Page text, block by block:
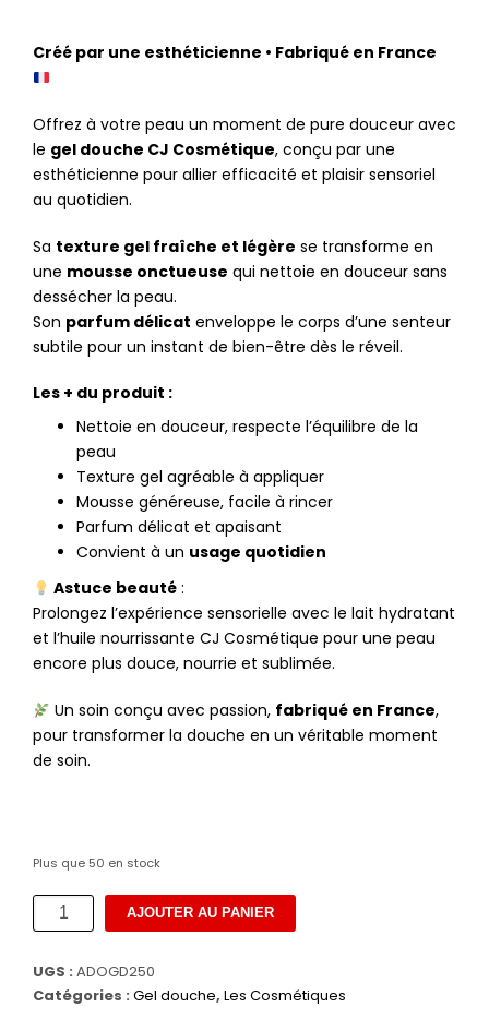
Créé par une esthéticienne • Fabriqué en France
Offrez à votre peau un moment de pure douceur avec
le gel douche CJ Cosmétique, conçu par une
esthéticienne pour allier efficacité et plaisir sensoriel
au quotidien.
Sa texture gel fraîche et légère se transforme en
une mousse onctueuse qui nettoie en douceur sans
dessécher la peau.
Son parfum délicat enveloppe le corps d’une senteur
subtile pour un instant de bien-être dès le réveil.
Les + du produit :
Nettoie en douceur, respecte l’équilibre de la
peau
Texture gel agréable à appliquer
Mousse généreuse, facile à rincer
Parfum délicat et apaisant
Convient à un usage quotidien
Astuce beauté:
Prolongez l’expérience sensorielle avec le lait hydratant
et l’huile nourrissante CJ Cosmétique pour une peau
encore plus douce, nourrie et sublimée.
Un soin conçu avec passion, fabriqué en France,
pour transformer la douche en un véritable moment
de soin.
Plus que 50 en stock
quantité
de
douche
Adorable
AJOUTER AU PANIER
UGS : ADOGD250
Catégories : Gel douche, Les Cosmétiques